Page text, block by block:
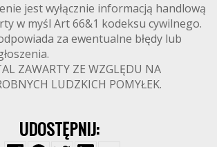
jest wyłącznie informacją handlową
w myśl Art 66&1 kodeksu cywilnego.
za ewentualne błędy lub
ZAWARTY ZE WZGLĘDU NA
LUDZKICH POMYŁEK.
UDOSTĘPNIJ: